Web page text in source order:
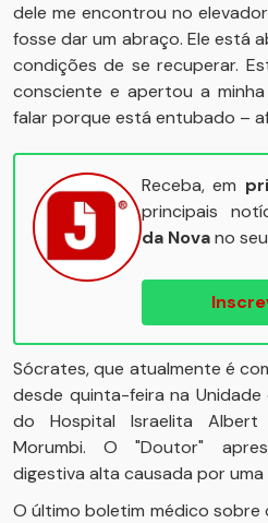
dele me encontrou no
fosse dar um abraço. Ele está
condições de se recuperar.
consciente e apertou a
falar porque está entubado –
Receba, em
principais
da Novano seu
Sócrates, que atualmente é
desde quinta-feira na Unidade
do Hospital Israelita
Morumbi. O "Doutor"
digestiva alta causada por
O último boletim médico